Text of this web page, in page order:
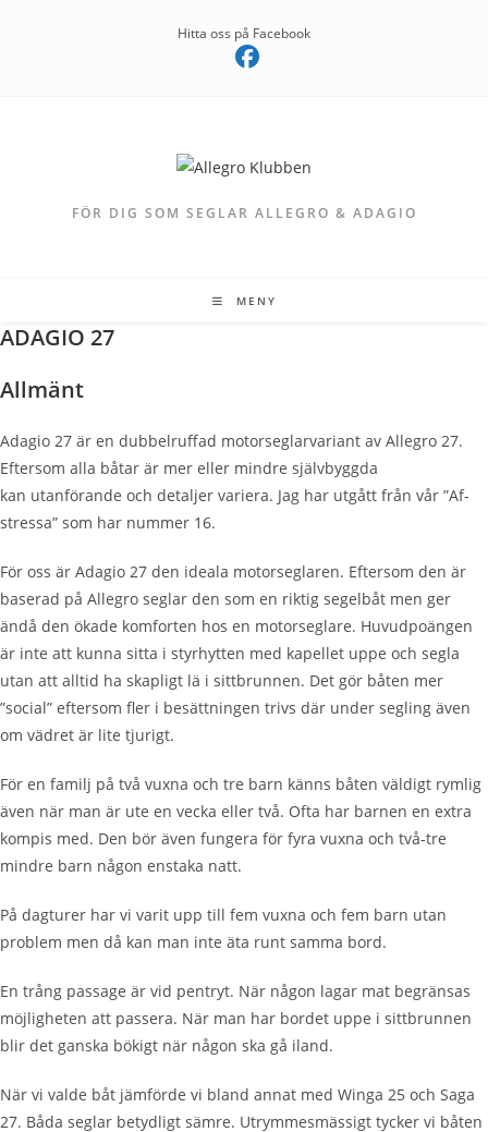
Hitta oss på Facebook
FÖR DIG SOM SEGLAR ALLEGRO & ADAGIO
MENY
ADAGIO 27
Allmänt
Adagio 27 är en dubbelruffad motorseglarvariant av Allegro 27.
Eftersom alla båtar är mer eller mindre självbyggda
kan utanförande och detaljer variera. Jag har utgått från vår ”Af-
stressa” som har nummer 16.
För oss är Adagio 27 den ideala motorseglaren. Eftersom den är
baserad på Allegro seglar den som en riktig segelbåt men ger
ändå den ökade komforten hos en motorseglare. Huvudpoängen
är inte att kunna sitta i styrhytten med kapellet uppe och segla
utan att alltid ha skapligt lä i sittbrunnen. Det gör båten mer
”social” eftersom fler i besättningen trivs där under segling även
om vädret är lite tjurigt.
För en familj på två vuxna och tre barn känns båten väldigt rymlig
även när man är ute en vecka eller två. Ofta har barnen en extra
kompis med. Den bör även fungera för fyra vuxna och två-tre
mindre barn någon enstaka natt.
På dagturer har vi varit upp till fem vuxna och fem barn utan
problem men då kan man inte äta runt samma bord.
En trång passage är vid pentryt. När någon lagar mat begränsas
möjligheten att passera. När man har bordet uppe i sittbrunnen
blir det ganska bökigt när någon ska gå iland.
När vi valde båt jämförde vi bland annat med Winga 25 och Saga
27. Båda seglar betydligt sämre. Utrymmesmässigt tycker vi båten